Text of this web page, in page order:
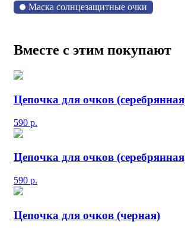
Маска солнцезащитные очки
Вместе с этим покупают
Цепочка для очков
590 р.
Цепочка для очков
590 р.
Цепочка для очков (черная)